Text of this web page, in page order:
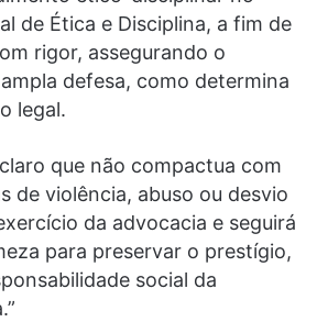
de Ética e Disciplina, a fim de
rigor, assegurando o
defesa, como determina
legal.
que não compactua com
de violência, abuso ou desvio
da advocacia e seguirá
para preservar o prestígio,
social da